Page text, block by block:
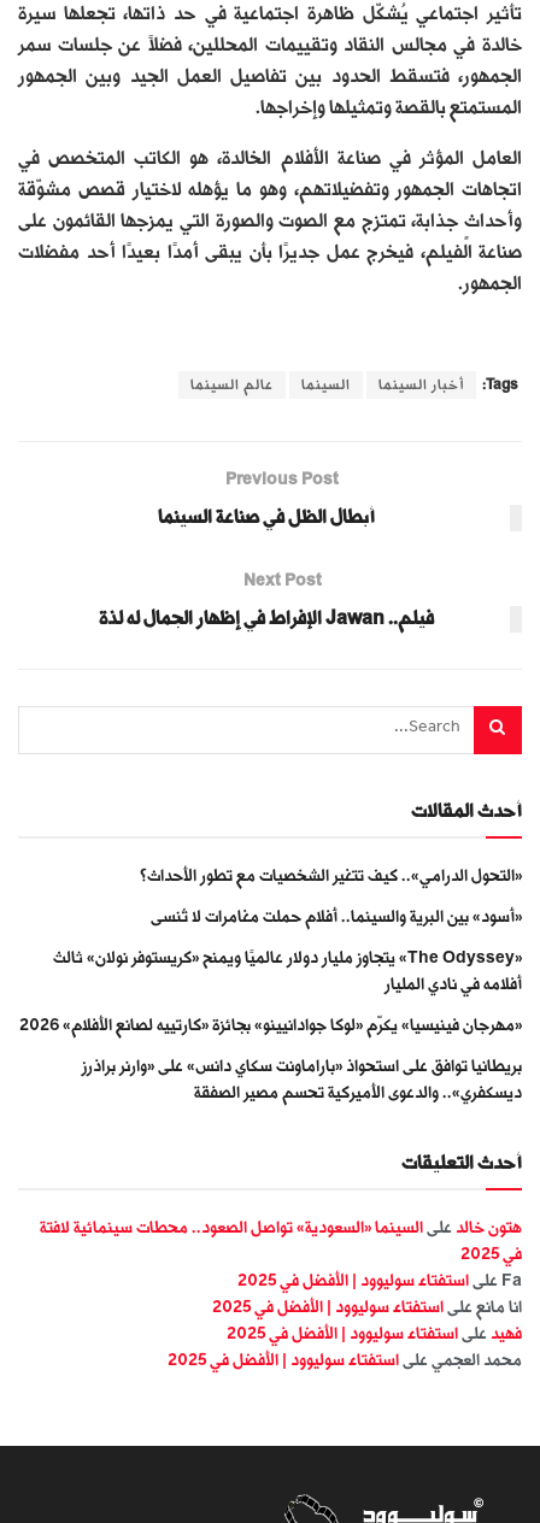
تأثير اجتماعي يُشكّل ظاهرة اجتماعية في حد ذاتها، تجعلها سيرة
خالدة في مجالس النقاد وتقييمات المحللين، فضلاً عن جلسات سمر
الجمهور، فتسقط الحدود بين تفاصيل العمل الجيد وبين الجمهور
المستمتع بالقصة وتمثيلها وإخراجها.
العامل المؤثر في صناعة الأفلام الخالدة، هو الكاتب المتخصص في
اتجاهات الجمهور وتفضيلاتهم، وهو ما يؤهله لاختيار قصص مشوّقة
وأحداثٍ جذابة، تمتزج مع الصوت والصورة التي يمزجها القائمون على
صناعة الفيلم، فيخرج عمل جديرًا بأن يبقى أمدًا بعيدًا أحد مفضلات
الجمهور.
Tags: أخبار السينما السينما عالم السينما
Previous Post
أبطال الظل في صناعة السينما
Next Post
فيلم.. Jawan الإفراط في إظهار الجمال له لذة
أحدث المقالات
«التحول الدرامي».. كيف تتغير الشخصيات مع تطور الأحداث؟
«أسود» بين البرية والسينما.. أفلام حملت مغامرات لا تُنسى
«The Odyssey» يتجاوز مليار دولار عالميًا ويمنح «كريستوفر نولان» ثالث
أفلامه في نادي المليار
«مهرجان فينيسيا» يكرّم «لوكا جوادانيينو» بجائزة «كارتييه لصانع الأفلام» 2026
بريطانيا توافق على استحواذ «باراماونت سكاي دانس» على «وارنر براذرز
ديسكفري».. والدعوى الأميركية تحسم مصير الصفقة
أحدث التعليقات
هتون خالد على السينما «السعودية» تواصل الصعود.. محطات سينمائية لافتة
في 2025
Fa على استفتاء سوليوود | الأفضل في 2025
انا مانع على استفتاء سوليوود | الأفضل في 2025
فهيد على استفتاء سوليوود | الأفضل في 2025
محمد العجمي على استفتاء سوليوود | الأفضل في 2025